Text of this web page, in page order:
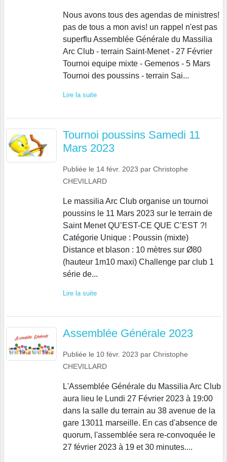
Nous avons tous des agendas de ministres!
pas de tous a mon avis! un rappel n'est pas
superflu Assemblée Générale du Massilia
Arc Club - terrain Saint-Menet - 27 Février
Tournoi equipe mixte - Gemenos - 5 Mars
Tournoi des poussins - terrain Sai...
Lire la suite
Tournoi poussins Samedi 11
Mars 2023
Publiée le 14 févr. 2023 par Christophe
CHEVILLARD
Le massilia Arc Club organise un tournoi
poussins le 11 Mars 2023 sur le terrain de
Saint Menet QU’EST-CE QUE C’EST ?!
Catégorie Unique : Poussin (mixte)
Distance et blason : 10 mètres sur Ø80
(hauteur 1m10 maxi) Challenge par club 1
série de...
Lire la suite
Assemblée Générale 2023
Publiée le 10 févr. 2023 par Christophe
CHEVILLARD
L'Assemblée Générale du Massilia Arc Club
aura lieu le Lundi 27 Février 2023 à 19:00
dans la salle du terrain au 38 avenue de la
gare 13011 marseille. En cas d'absence de
quorum, l'assemblée sera re-convoquée le
27 février 2023 à 19 et 30 minutes....